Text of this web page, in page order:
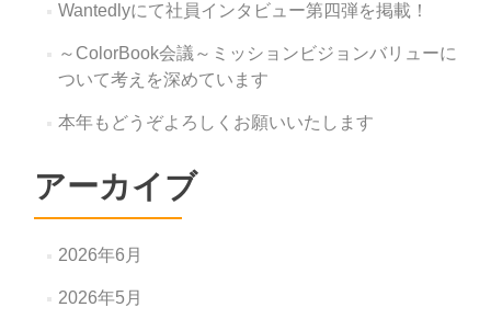
Wantedlyにて社員インタビュー第四弾を掲載！
～ColorBook会議～ミッションビジョンバリューに
ついて考えを深めています
本年もどうぞよろしくお願いいたします
アーカイブ
2026年6月
2026年5月